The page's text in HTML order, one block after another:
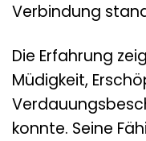
Verbindung
Die Erfahrung
Müdigkeit,
konnte. Seine